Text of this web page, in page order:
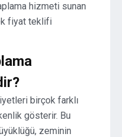
hizmeti sunan
fiyat teklifi
birçok farklı
gösterir. Bu
zeminin